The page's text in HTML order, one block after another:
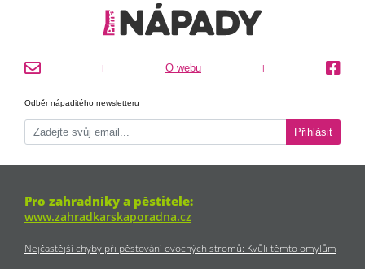
O webu
Odběr nápaditého newsletteru
Přihlásit
Pro zahradníky a pěstitele:
www.zahradkarskaporadna.cz
Nejčastější chyby při pěstování ovocných stromů: Kvůli těmto omylům